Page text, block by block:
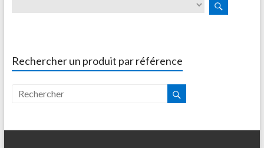
Rechercher un produit par référence